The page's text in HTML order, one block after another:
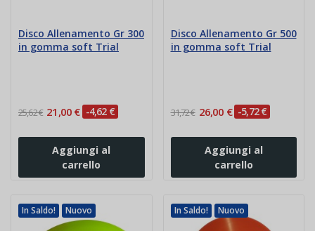
Disco Allenamento Gr 300
in gomma soft Trial
25,62 € 21,00 € -4,62 €
Aggiungi al
carrello
Disco Allenamento Gr 500
in gomma soft Trial
31,72 € 26,00 € -5,72 €
Aggiungi al
carrello
In Saldo! Nuovo In Saldo! Nuovo